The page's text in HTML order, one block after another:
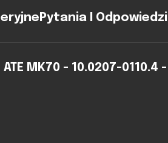
Pytania I Odpowiedzi
ATE MK70 - 10.0207-0110.4 -